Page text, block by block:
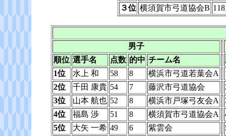
３位 横須賀市弓道協会B
男子
順位 選手名 点数 的中 チーム名
1位
水上 和 58 8 横浜市弓道若葉会A
2位
千田 康貴 54 7 藤沢市弓道協会
3位
山本 航也 52 8 横浜市戸塚弓友会A
4位
福島 渉 51 8 横須賀市弓道協会A
5位
大矢 一希 49 6 紫雲会